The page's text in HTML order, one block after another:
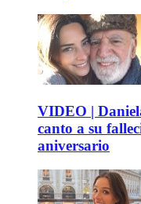
VIDEO |
canto a su
aniversario